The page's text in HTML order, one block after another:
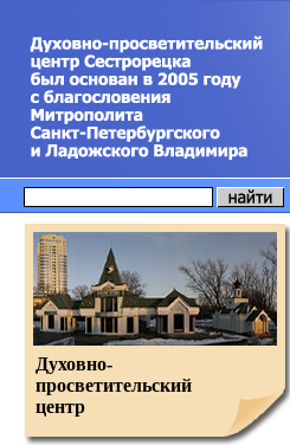
Духовно-
просветительский
центр